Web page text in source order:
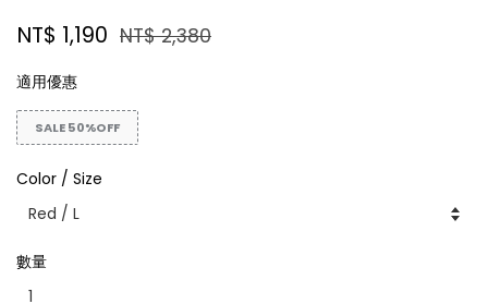
NT$ 1,190 NT$ 2,380
適用優惠
SALE 50%OFF
Color / Size
數量